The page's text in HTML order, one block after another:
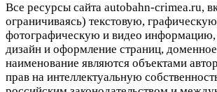
Все ресурсы сайта autobahn-crimea.ru,
ограничиваясь) текстовую,
фотографическую и видео информацию,
дизайн и оформление страниц,
наименование являются объектами
прав на интеллектуальную